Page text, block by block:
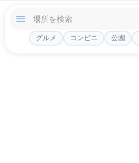
グルメ コンビニ 公園